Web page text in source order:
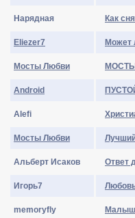
Нарядная Как
Eliezer7 Может
Мосты Любви МОСТЫ
Android
Alefi
Мосты Любви
Альберт Исаков Ответ
Игopь7
memoryfly